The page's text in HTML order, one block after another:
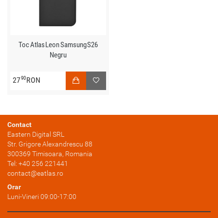
Toc Atlas Leon Samsung S26
Negru
2790RON
Contact
Eastern Digital SRL
Str. Grigore Alexandrescu 88
300369 Timisoara, Romania
Tel: +40 256 221441
contact@eatlas.ro
Orar
Luni-Vineri 09:00-17:00